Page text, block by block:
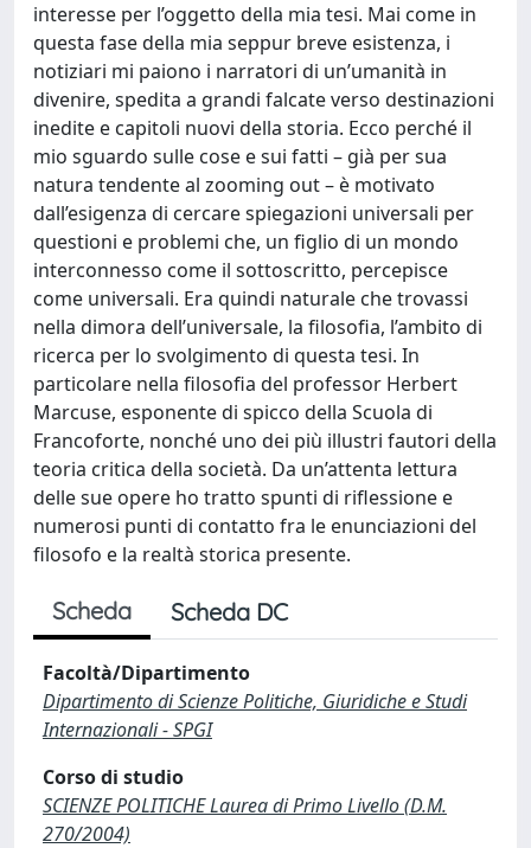
interesse per l’oggetto della mia tesi. Mai come in
questa fase della mia seppur breve esistenza, i
notiziari mi paiono i narratori di un’umanità in
divenire, spedita a grandi falcate verso destinazioni
inedite e capitoli nuovi della storia. Ecco perché il
mio sguardo sulle cose e sui fatti – già per sua
natura tendente al zooming out – è motivato
dall’esigenza di cercare spiegazioni universali per
questioni e problemi che, un figlio di un mondo
interconnesso come il sottoscritto, percepisce
come universali. Era quindi naturale che trovassi
nella dimora dell’universale, la filosofia, l’ambito di
ricerca per lo svolgimento di questa tesi. In
particolare nella filosofia del professor Herbert
Marcuse, esponente di spicco della Scuola di
Francoforte, nonché uno dei più illustri fautori della
teoria critica della società. Da un’attenta lettura
delle sue opere ho tratto spunti di riflessione e
numerosi punti di contatto fra le enunciazioni del
filosofo e la realtà storica presente.
Scheda Scheda DC
Facoltà/Dipartimento
Dipartimento di Scienze Politiche, Giuridiche e Studi
Internazionali - SPGI
Corso di studio
SCIENZE POLITICHE Laurea di Primo Livello (D.M.
270/2004)